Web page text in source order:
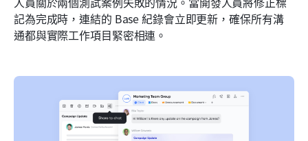
記為完成時，連結的 Base 紀錄會立即更新，確保所有溝
通都與實際工作項目緊密相連。